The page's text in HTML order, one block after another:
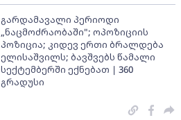
გარდამავალი პერიოდი
„ნაცმოძრაობაში"; ოპოზიციის
პოზიცია; კიდევ ერთი ბრალდება
ელისაშვილს; ბავშვებს წამალი
სექტემბერში ექნებათ | 360
გრადუსი